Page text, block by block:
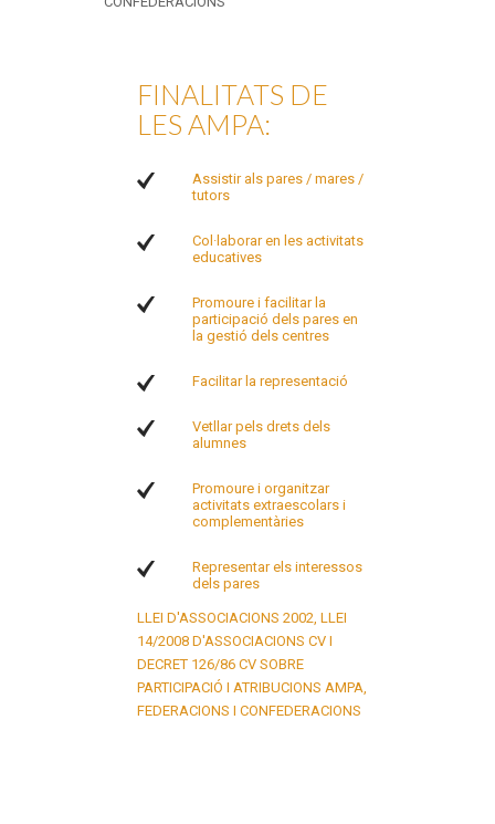
FINALITATS DE
LES AMPA:
Assistir als pares / mares /
tutors
Col·laborar en les activitats
educatives
Promoure i facilitar la
participació dels pares en
la gestió dels centres
Facilitar la representació
Vetllar pels drets dels
alumnes
Promoure i organitzar
activitats extraescolars i
complementàries
Representar els interessos
dels pares
LLEI D'ASSOCIACIONS 2002, LLEI
14/2008 D'ASSOCIACIONS CV I
DECRET 126/86 CV SOBRE
PARTICIPACIÓ I ATRIBUCIONS AMPA,
FEDERACIONS I CONFEDERACIONS